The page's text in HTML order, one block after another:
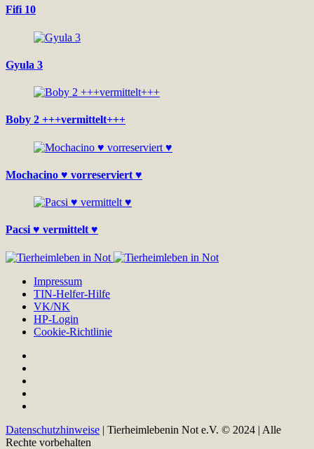
Fifi 10
Gyula 3
Boby 2 +++vermittelt+++
Mochacino ♥ vorreserviert ♥
Pacsi ♥ vermittelt ♥
Impressum
TIN-Helfer-Hilfe
VK/NK
HP-Login
Cookie-Richtlinie
Datenschutzhinweise | Tierheimlebenin Not e.V. © 2024 | Alle
Rechte vorbehalten